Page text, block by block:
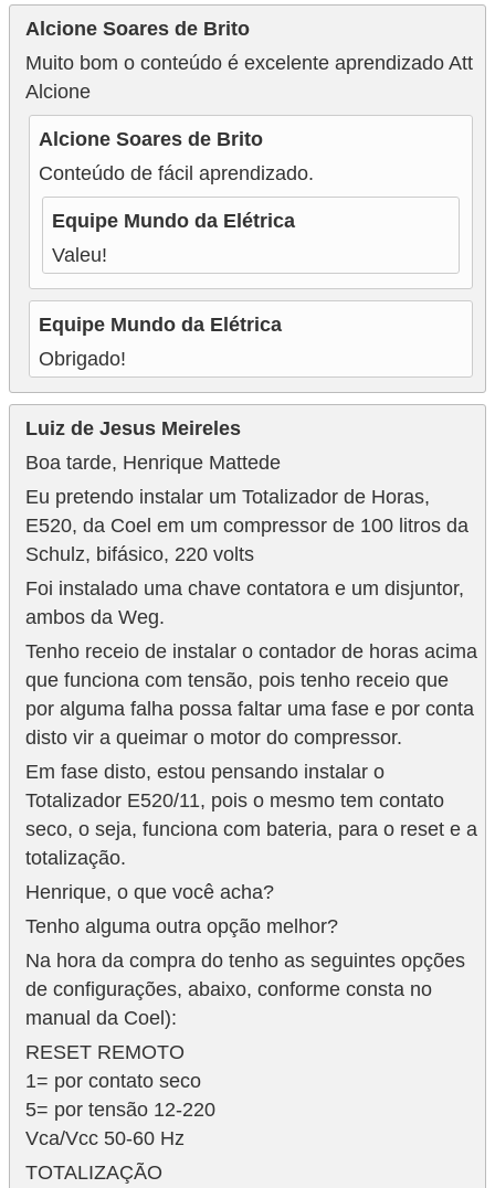
Alcione Soares de Brito
Muito bom o conteúdo é excelente aprendizado Att
Alcione
Alcione Soares de Brito
Conteúdo de fácil aprendizado.
Equipe Mundo da Elétrica
Valeu!
Equipe Mundo da Elétrica
Obrigado!
Luiz de Jesus Meireles
Boa tarde, Henrique Mattede
Eu pretendo instalar um Totalizador de Horas,
E520, da Coel em um compressor de 100 litros da
Schulz, bifásico, 220 volts
Foi instalado uma chave contatora e um disjuntor,
ambos da Weg.
Tenho receio de instalar o contador de horas acima
que funciona com tensão, pois tenho receio que
por alguma falha possa faltar uma fase e por conta
disto vir a queimar o motor do compressor.
Em fase disto, estou pensando instalar o
Totalizador E520/11, pois o mesmo tem contato
seco, o seja, funciona com bateria, para o reset e a
totalização.
Henrique, o que você acha?
Tenho alguma outra opção melhor?
Na hora da compra do tenho as seguintes opções
de configurações, abaixo, conforme consta no
manual da Coel):
RESET REMOTO
1= por contato seco
5= por tensão 12-220
Vca/Vcc 50-60 Hz
TOTALIZAÇÃO